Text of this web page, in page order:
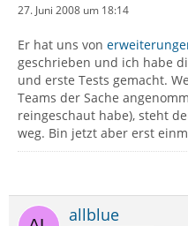
27. Juni 2008 um 18:14
Er hat uns von
geschrieben und ich habe
und erste Tests gemacht.
Teams der Sache
reingeschaut habe), steht
weg. Bin jetzt aber erst
allblue